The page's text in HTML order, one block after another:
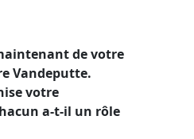
de votre
Vandeputte.
votre
a-t-il un rôle